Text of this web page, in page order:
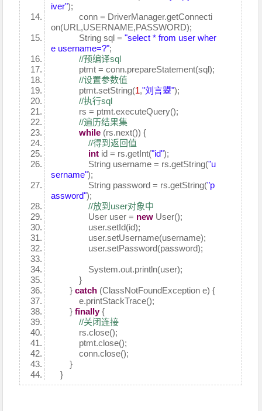
iver");
conn = DriverManager.getConnecti
on(URL,USERNAME,PASSWORD);
String sql ="select * from user wher
e username=?";
//预编译sql
ptmt = conn.prepareStatement(sql);
//设置参数值
ptmt.setString(1,"刘言曌");
//执行sql
rs = ptmt.executeQuery();
//遍历结果集
while (rs.next()) {
//得到返回值
int id = rs.getInt("id");
String username = rs.getString("u
sername");
String password = rs.getString("p
assword");
//放到user对象中
User user = new User();
user.setId(id);
user.setUsername(username);
user.setPassword(password);
System.out.println(user);
}
}catch (ClassNotFoundException e) {
e.printStackTrace();
}finally{
//关闭连接
rs.close();
ptmt.close();
conn.close();
}
}